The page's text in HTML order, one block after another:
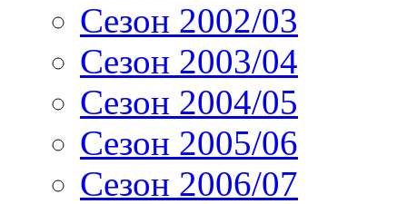
Сезон 2002/03
Сезон 2003/04
Сезон 2004/05
Сезон 2005/06
Сезон 2006/07